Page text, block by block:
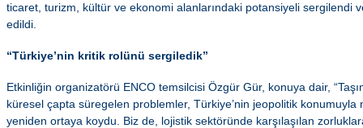
ticaret, turizm, kültür ve ekonomi alanlarındaki potansiyeli sergilendi
edildi.
“Türkiye’nin kritik rolünü sergiledik”
Etkinliğin organizatörü ENCO temsilcisi Özgür Gür, konuya dair,
küresel çapta süregelen problemler, Türkiye’nin jeopolitik
yeniden ortaya koydu. Biz de, lojistik sektöründe karşılaşılan